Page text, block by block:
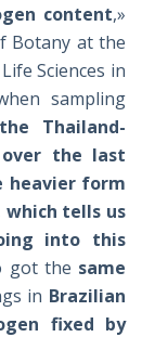
content,»
Botany at the
Sciences in
sampling
Thailand-
the last
heavier form
tells us
into this
got the same
in Brazilian
fixed by